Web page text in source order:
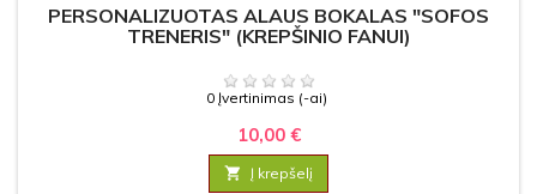
PERSONALIZUOTAS ALAUS BOKALAS "SOFOS
TRENERIS" (KREPŠINIO FANUI)
0 Įvertinimas (-ai)
10,00 €
 Į krepšelį